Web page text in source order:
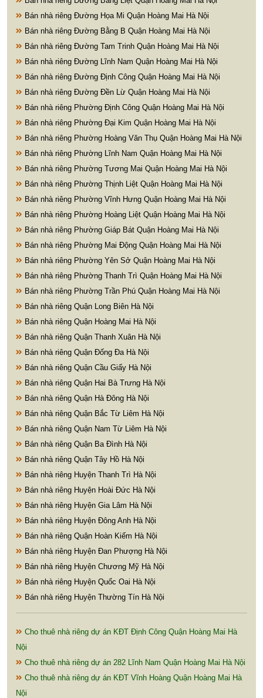
Bán nhà riêng Đường Họa Mi Quận Hoàng Mai Hà Nội
Bán nhà riêng Đường Bằng B Quận Hoàng Mai Hà Nội
Bán nhà riêng Đường Tam Trinh Quận Hoàng Mai Hà Nội
Bán nhà riêng Đường Lĩnh Nam Quận Hoàng Mai Hà Nội
Bán nhà riêng Đường Định Công Quận Hoàng Mai Hà Nội
Bán nhà riêng Đường Đền Lừ Quận Hoàng Mai Hà Nội
Bán nhà riêng Phường Định Công Quận Hoàng Mai Hà Nội
Bán nhà riêng Phường Đại Kim Quận Hoàng Mai Hà Nội
Bán nhà riêng Phường Hoàng Văn Thụ Quận Hoàng Mai Hà Nội
Bán nhà riêng Phường Lĩnh Nam Quận Hoàng Mai Hà Nội
Bán nhà riêng Phường Tương Mai Quận Hoàng Mai Hà Nội
Bán nhà riêng Phường Thịnh Liệt Quận Hoàng Mai Hà Nội
Bán nhà riêng Phường Vĩnh Hưng Quận Hoàng Mai Hà Nội
Bán nhà riêng Phường Hoàng Liệt Quận Hoàng Mai Hà Nội
Bán nhà riêng Phường Giáp Bát Quận Hoàng Mai Hà Nội
Bán nhà riêng Phường Mai Động Quận Hoàng Mai Hà Nội
Bán nhà riêng Phường Yên Sở Quận Hoàng Mai Hà Nội
Bán nhà riêng Phường Thanh Trì Quận Hoàng Mai Hà Nội
Bán nhà riêng Phường Trần Phú Quận Hoàng Mai Hà Nội
Bán nhà riêng Quận Long Biên Hà Nội
Bán nhà riêng Quận Hoàng Mai Hà Nội
Bán nhà riêng Quận Thanh Xuân Hà Nội
Bán nhà riêng Quận Đống Đa Hà Nội
Bán nhà riêng Quận Cầu Giấy Hà Nội
Bán nhà riêng Quận Hai Bà Trưng Hà Nội
Bán nhà riêng Quận Hà Đông Hà Nội
Bán nhà riêng Quận Bắc Từ Liêm Hà Nội
Bán nhà riêng Quận Nam Từ Liêm Hà Nội
Bán nhà riêng Quận Ba Đình Hà Nội
Bán nhà riêng Quận Tây Hồ Hà Nội
Bán nhà riêng Huyện Thanh Trì Hà Nội
Bán nhà riêng Huyện Hoài Đức Hà Nội
Bán nhà riêng Huyện Gia Lâm Hà Nội
Bán nhà riêng Huyện Đông Anh Hà Nội
Bán nhà riêng Quận Hoàn Kiếm Hà Nội
Bán nhà riêng Huyện Đan Phượng Hà Nội
Bán nhà riêng Huyện Chương Mỹ Hà Nội
Bán nhà riêng Huyện Quốc Oai Hà Nội
Bán nhà riêng Huyện Thường Tín Hà Nội
Cho thuê nhà riêng dự án KĐT Định Công Quận Hoàng Mai Hà
Nội
Cho thuê nhà riêng dự án 282 Lĩnh Nam Quận Hoàng Mai Hà Nội
Cho thuê nhà riêng dự án KĐT Vĩnh Hoàng Quận Hoàng Mai Hà
Nội